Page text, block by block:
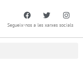
Segueix-nos a les xarxes socials